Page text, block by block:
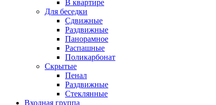
В квартире
Для беседки
Сдвижные
Раздвижные
Панорамное
Распашные
Поликарбонат
Скрытые
Пенал
Раздвижные
Стеклянные
Входная группа